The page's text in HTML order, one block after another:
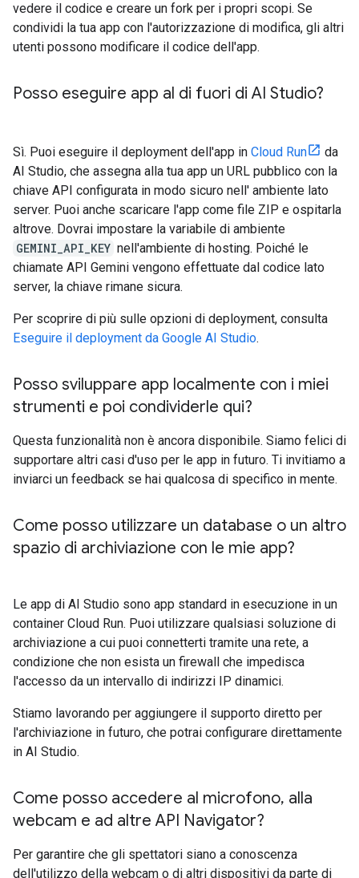
vedere il codice e creare un fork per i propri scopi. Se
condividi la tua app con l'autorizzazione di modifica, gli altri
utenti possono modificare il codice dell'app.
Posso eseguire app al di fuori di AI Studio?
Sì. Puoi eseguire il deployment dell'app in Cloud Run
da
AI Studio, che assegna alla tua app un URL pubblico con la
chiave API configurata in modo sicuro nell' ambiente lato
server. Puoi anche scaricare l'app come file ZIP e ospitarla
altrove. Dovrai impostare la variabile di ambiente
GEMINI_API_KEY nell'ambiente di hosting. Poiché le
chiamate API Gemini vengono effettuate dal codice lato
server, la chiave rimane sicura.
Per scoprire di più sulle opzioni di deployment, consulta
Eseguire il deployment da Google AI Studio.
Posso sviluppare app localmente con i miei
strumenti e poi condividerle qui?
Questa funzionalità non è ancora disponibile. Siamo felici di
supportare altri casi d'uso per le app in futuro. Ti invitiamo a
inviarci un feedback se hai qualcosa di specifico in mente.
Come posso utilizzare un database o un altro
spazio di archiviazione con le mie app?
Le app di AI Studio sono app standard in esecuzione in un
container Cloud Run. Puoi utilizzare qualsiasi soluzione di
archiviazione a cui puoi connetterti tramite una rete, a
condizione che non esista un firewall che impedisca
l'accesso da un intervallo di indirizzi IP dinamici.
Stiamo lavorando per aggiungere il supporto diretto per
l'archiviazione in futuro, che potrai configurare direttamente
in AI Studio.
Come posso accedere al microfono, alla
webcam e ad altre API Navigator?
Per garantire che gli spettatori siano a conoscenza
dell'utilizzo della webcam o di altri dispositivi da parte di